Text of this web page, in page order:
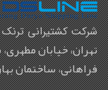
شرکت کشتیرانی ترنک
تهران، خیابان
فراهانی، ساختمان بهار،